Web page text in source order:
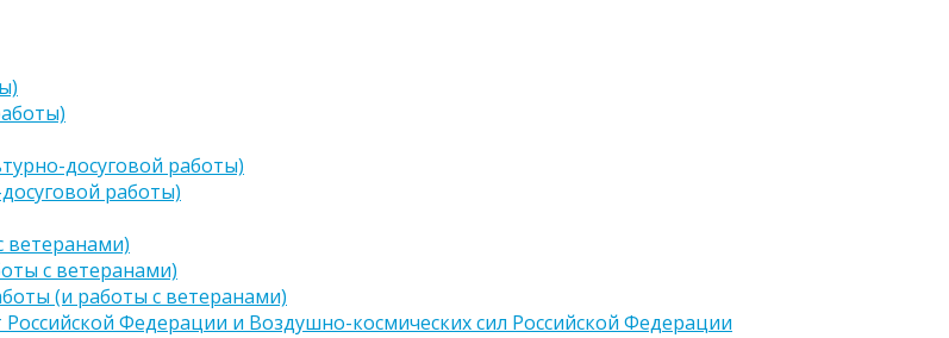
досуговой работы)
работы)
ветеранами)
с ветеранами)
(и работы с ветеранами)
Федерации и Воздушно-космических сил Российской Федерации